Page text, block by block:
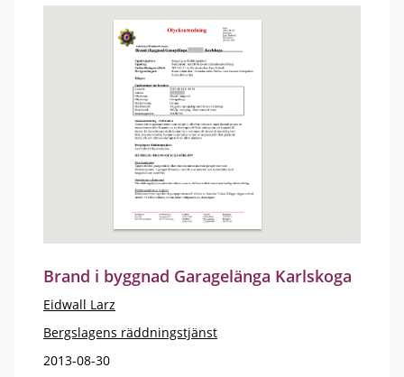
Brand i byggnad Garagelänga Karlskoga
Eidwall Larz
Bergslagens räddningstjänst
2013-08-30